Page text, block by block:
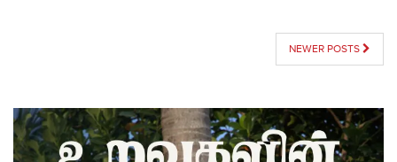
NEWER POSTS